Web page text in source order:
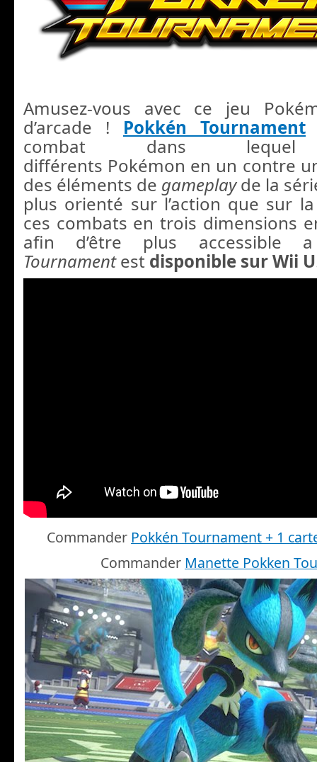
Amusez-vous avec ce jeu
d’arcade ! Pokkén Tournament
combat dans lequel
différents Pokémon en un contre
des éléments de gameplayde la
plus orienté sur l’action que sur
ces combats en trois dimensions
afin d’être plus
Tournamentestdisponible sur Wii U
Commander Pokkén Tournament + 1
Commander Manette Pokken